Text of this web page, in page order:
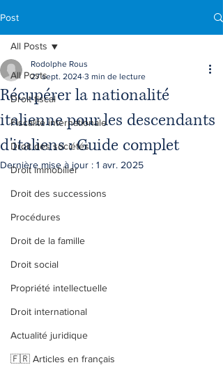
Post
All Posts
Droit fiscal
Fiscalité internationale
Droit des sociétés
Droit immobilier
Droit des successions
Procédures
Droit de la famille
Droit social
Propriété intellectuelle
Droit international
Actualité juridique
🇫🇷 Articles en français
All Posts
Récupérer la nationalité
italienne pour les descendants
d'italiens : Guide complet
Rodolphe Rous
27 sept. 2024 3 min de lecture
Dernière mise à jour : 1 avr. 2025